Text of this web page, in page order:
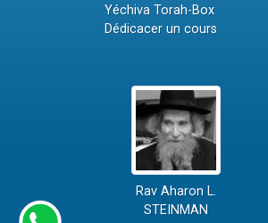
Yéchiva Torah-Box
Dédicacer un cours
Rav Aharon L.
STEINMAN